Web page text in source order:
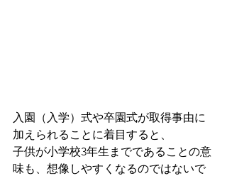
入園（入学）式や卒園式が取得事由に
加えられることに着目すると、
子供が小学校3年生までであることの意
味も、想像しやすくなるのではないで